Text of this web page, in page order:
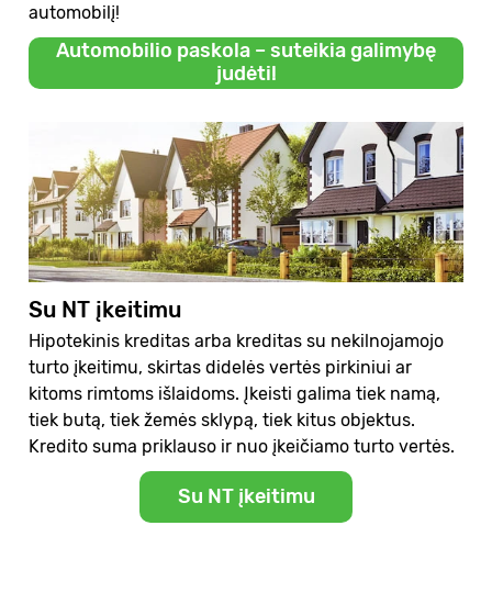
automobilį!
Automobilio paskola – suteikia galimybę
judėti!
Su NT įkeitimu
Hipotekinis kreditas arba kreditas su nekilnojamojo
turto įkeitimu, skirtas didelės vertės pirkiniui ar
kitoms rimtoms išlaidoms. Įkeisti galima tiek namą,
tiek butą, tiek žemės sklypą, tiek kitus objektus.
Kredito suma priklauso ir nuo įkeičiamo turto vertės.
Su NT įkeitimu